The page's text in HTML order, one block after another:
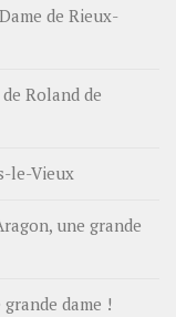
de Rieux-
Roland de
le-Vieux
une grande
grande dame !